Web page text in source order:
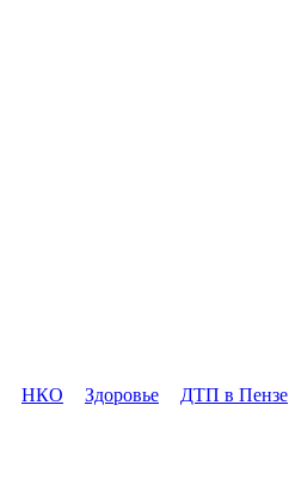
НКО Здоровье ДТП в Пензе